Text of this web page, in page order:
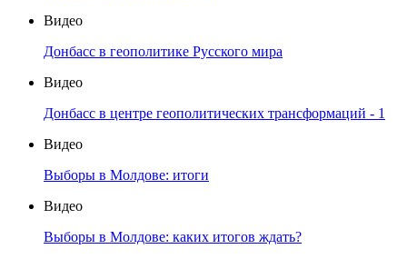
Видео
Донбасс в геополитике Русского мира
Видео
Донбасс в центре геополитических трансформаций - 1
Видео
Выборы в Молдове: итоги
Видео
Выборы в Молдове: каких итогов ждать?